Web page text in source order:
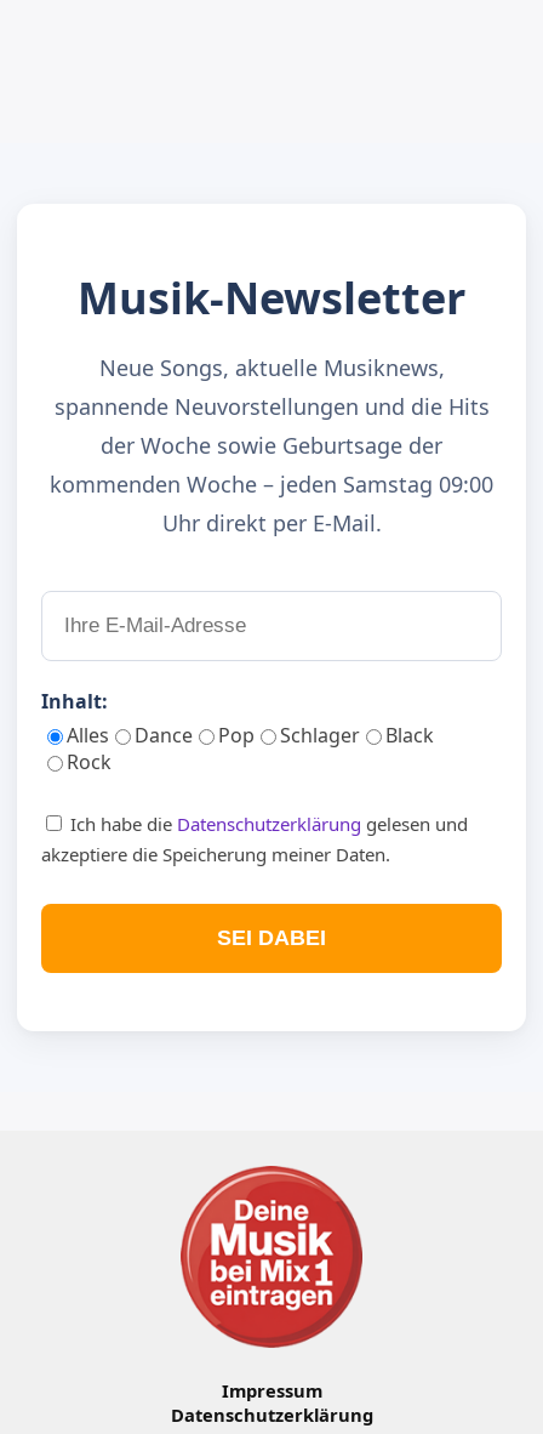
Musik-Newsletter
Neue Songs, aktuelle Musiknews,
spannende Neuvorstellungen und die Hits
der Woche sowie Geburtsage der
kommenden Woche – jeden Samstag 09:00
Uhr direkt per E-Mail.
Inhalt:
Alles
Dance Pop Schlager
Black
Rock
Ich habe die Datenschutzerklärung gelesen und
akzeptiere die Speicherung meiner Daten.
SEI DABEI
Impressum
Datenschutzerklärung